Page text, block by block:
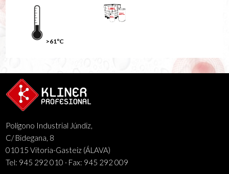
>61ºC
Polígono Industrial Júndiz,
C/ Bidegana, 8
01015 Vitoria-Gasteiz (ÁLAVA)
Tel: 945 292 010 · Fax: 945 292 009